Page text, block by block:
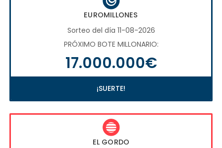
EUROMILLONES
Sorteo del día 11-08-2026
PRÓXIMO BOTE MILLONARIO:
17.000.000€
¡SUERTE!
EL GORDO